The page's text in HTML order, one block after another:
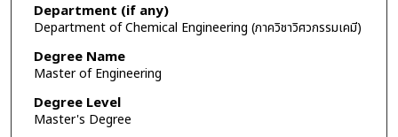
Department (if any)
Department of Chemical Engineering (ภาควิชาวิศวกรรมเคมี)
Degree Name
Master of Engineering
Degree Level
Master's Degree